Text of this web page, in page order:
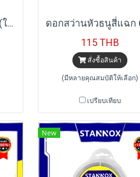
คัตเตอร์อเนกประสงค์ (ใบมีดพิเศษ) STANNOX
115 THB
สั่งซื้อสินค้า
(มีหลายคุณสมบัติให้เลือก)
เปรียบเทียบ
New